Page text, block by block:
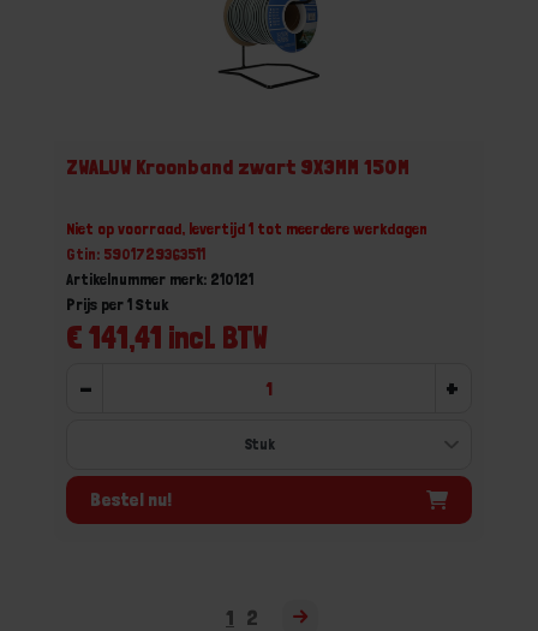
ZWALUW Kroonband zwart 9X3MM 150M
Niet op voorraad, levertijd 1 tot meerdere werkdagen
Gtin: 5901729363511
Artikelnummer merk: 210121
€ 141,41 incl. BTW
Prijs per 1 Stuk
- +
Bestel nu!
1 2